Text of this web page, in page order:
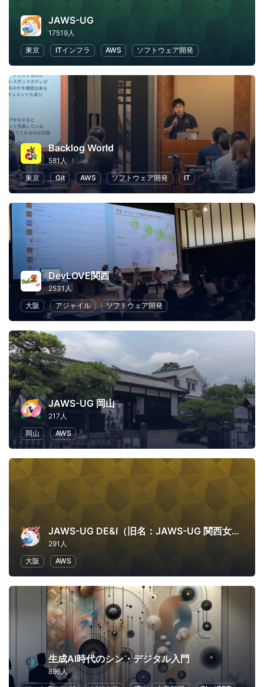
JAWS-UG
17519人
東京
ITインフラ AWS ソフトウェア開発
Backlog World
581人
東京
Git AWS ソフトウェア開発 IT
DevLOVE関西
2531人
大阪
アジャイル ソフトウェア開発
JAWS-UG 岡山
217人
岡山
AWS
JAWS-UG DE&I（旧名：JAWS-UG 関西女子会）
291人
大阪
AWS
生成AI時代のシン・デジタル入門
896人